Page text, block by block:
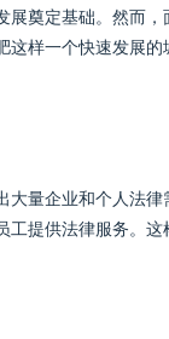
奠定基础。然而
样一个快速发展
量企业和个人法
提供法律服务。